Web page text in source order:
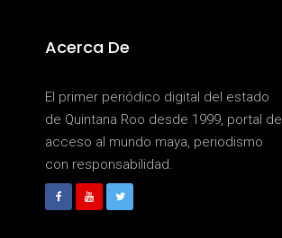
Acerca De
El primer periódico digital del estado
de Quintana Roo desde 1999, portal de
acceso al mundo maya, periodismo
con responsabilidad.